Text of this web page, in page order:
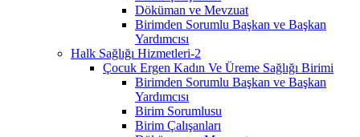
Döküman ve Mevzuat
Birimden Sorumlu Başkan ve Başkan
Yardımcısı
Halk Sağlığı Hizmetleri-2
Çocuk Ergen Kadın Ve Üreme Sağlığı Birimi
Birimden Sorumlu Başkan ve Başkan
Yardımcısı
Birim Sorumlusu
Birim Çalışanları